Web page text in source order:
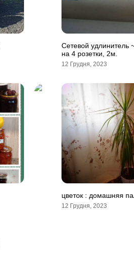
Сетевой удлинитель
на 4 розетки, 2м.
12 Грудня, 2023
цветок : домашняя
12 Грудня, 2023